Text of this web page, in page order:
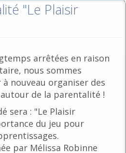
"Le Plaisir
arrêtées en raison
nous sommes
nouveau organiser des
de la parentalité !
sera : "Le Plaisir
du jeu pour
par Mélissa Robinne